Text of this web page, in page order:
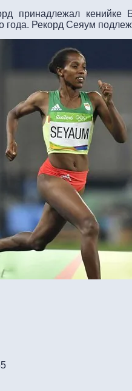
принадлежал кенийке
года. Рекорд Сеяум